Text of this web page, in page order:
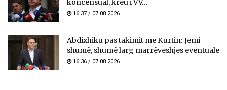
koncensual, kreu i VV...
16:37 / 07.08.2026
Abdixhiku pas takimit me Kurtin: Jemi
shumë, shumë larg marrëveshjes eventuale
16:36 / 07.08.2026